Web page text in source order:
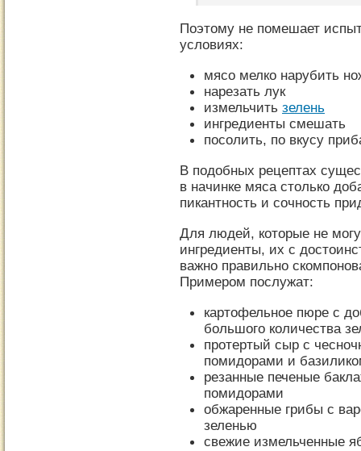
Поэтому не помешает
условиях:
мясо мелко нарубить
нарезать лук
измельчить зелень
ингредиенты смешать
посолить, по вкусу
В подобных рецептах
в начинке мяса столько
пикантность и сочность
Для людей, которые не
ингредиенты, их с
важно правильно
Примером послужат:
картофельное пюре с
большого количества
протертый сыр с
помидорами и
резанные печеные
помидорами
обжаренные грибы с
зеленью
свежие измельченные